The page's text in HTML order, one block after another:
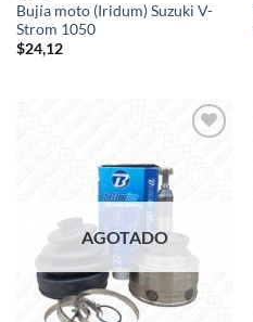
Bujía moto (Iridum) Suzuki V-
Strom 1050
$24,12
AGOTADO